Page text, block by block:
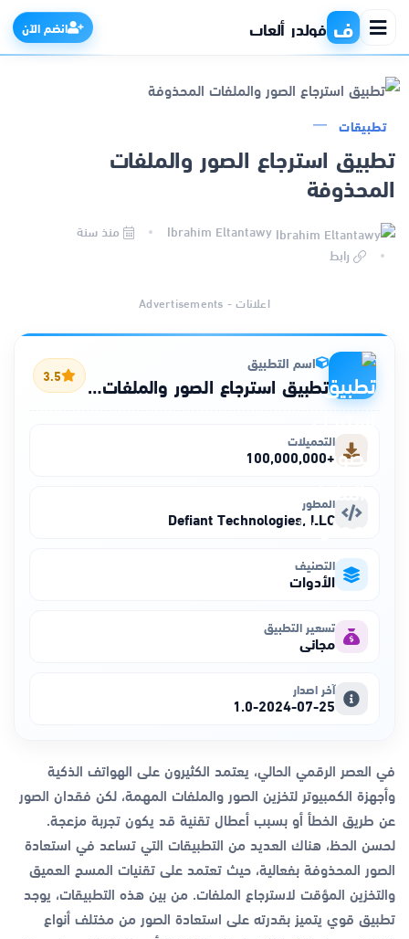
ف فولدر ألعاب انضم الآن
التطبيقات
الألعاب
تطبيقات
تطبيق استرجاع الصور والملفات
المحذوفة
منذ سنة
رابط
اعلانات - Advertisements
اسم التطبيق
تطبيق استرجاع الصور والملفات المحذوفة 3.5
التحميلات
+100,000,000
المطور
Defiant Technologies, LLC
التصنيف
الأدوات
تسعير التطبيق
مجاني
آخر اصدار
1.0-2024-07-25
في العصر الرقمي الحالي، يعتمد الكثيرون على الهواتف الذكية
وأجهزة الكمبيوتر لتخزين الصور والملفات المهمة، لكن فقدان الصور
عن طريق الخطأ أو بسبب أعطال تقنية قد يكون تجربة مزعجة.
لحسن الحظ، هناك العديد من التطبيقات التي تساعد في استعادة
الصور المحذوفة بفعالية، حيث تعتمد على تقنيات المسح العميق
والتخزين المؤقت لاسترجاع الملفات. من بين هذه التطبيقات، يوجد
تطبيق قوي يتميز بقدرته على استعادة الصور من مختلف أنواع